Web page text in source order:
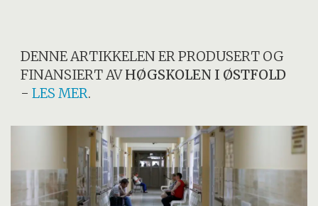
DENNE ARTIKKELEN ER PRODUSERT OG
FINANSIERT AVHØGSKOLEN I ØSTFOLD
-LES MER.